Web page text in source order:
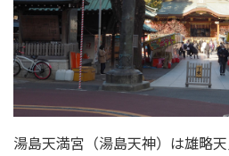
湯島天満宮（湯島天神）は雄略